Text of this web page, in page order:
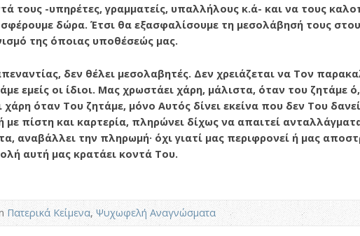
τους -υπηρέ­τες, γραμματείς, υπαλλήλους κ.ά- και να τους
δώρα. Έτσι θα εξασφαλίσουμε τη μεσολάβησή τους
της όποιας υποθέσεώς μας.
δεν θέλει μεσολαβητές. Δεν χρειάζεται να Τον
εμείς οι ίδιοι. Μας χρωστάει χάρη, μάλιστα, όταν του ζητάμε
χάρη όταν Του ζητάμε, μόνο Αυτός δίνει εκείνα που δεν Του
με πίστη και καρτερία, πληρώνει δίχως να απαιτεί
αναβάλλει την πληρωμή· όχι γιατί μας περιφρονεί ή μας
αυτή μας κρατάει κοντά Του.
Πατερικά Κείμενα,Ψυχωφελή Αναγνώσματα